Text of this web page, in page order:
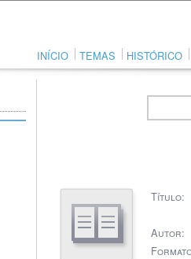
INÍCIO TEMAS HISTÓRICO
Título:
Autor: